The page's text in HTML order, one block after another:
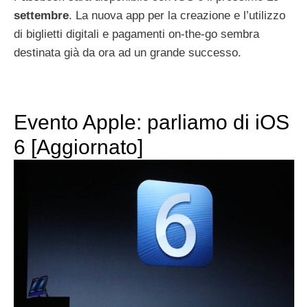
settembre. La nuova app per la creazione e l’utilizzo
di biglietti digitali e pagamenti on-the-go sembra
destinata già da ora ad un grande successo.
Evento Apple: parliamo di iOS
6 [Aggiornato]